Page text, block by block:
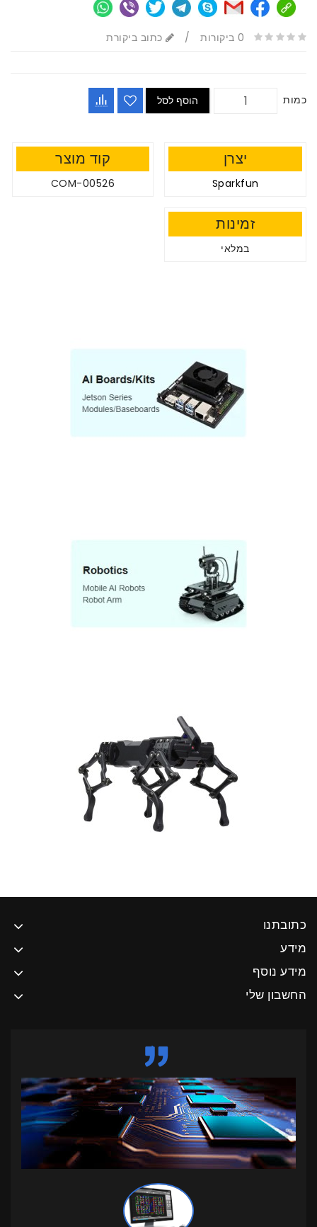
0 ביקורות / כתוב ביקורת
כמות הוסף לסל
יצרן
Sparkfun
קוד מוצר
COM-00526
זמינות
במלאי
כתובתנו
מידע
מידע נוסף
החשבון שלי